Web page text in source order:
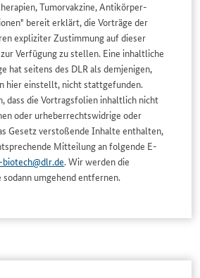
Tumorvakzine, Antikörper-
bereit erklärt, die Vorträge der
expliziter Zustimmung auf dieser
Verfügung zu stellen. Eine inhaltliche
hat seitens des DLR als demjenigen,
hier einstellt, nicht stattgefunden.
dass die Vortragsfolien inhaltlich nicht
oder urheberrechtswidrige oder
Gesetz verstoßende Inhalte enthalten,
Mitteilung an folgende E-
. Wir werden die
umgehend entfernen.